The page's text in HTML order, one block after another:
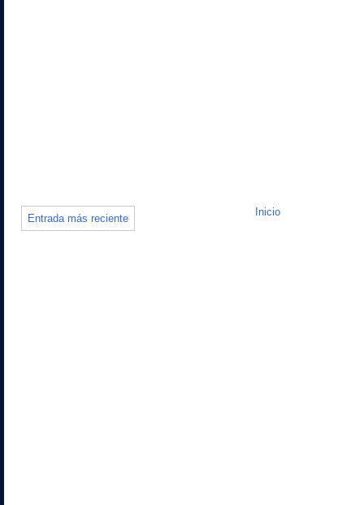
Entrada más reciente
Inicio